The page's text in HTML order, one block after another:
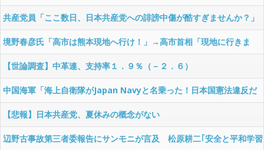
間違っている」「琉球独立」「琉球複国」
共産党員「ここ数日、日本共産党への誹謗中傷が酷すぎませんか？」
境野春彦氏「高市は熊本現地へ行け！」→高市首相「現地に行きま
す」→境野氏「行くんじゃねぇ！」
【世論調査】中革連、支持率１．９％（－２．６）
中国海軍「海上自衛隊がJapan Navyと名乗った！日本国憲法違反だ
ぞ！」
【悲報】日本共産党、夏休みの概念がない
辺野古事故第三者委報告にサンモニが言及 松原耕二｢安全と平和学習